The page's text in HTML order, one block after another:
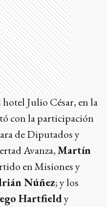
Julio César, en la
con la participación
de Diputados y
Avanza,Martín
en Misiones y
Núñez; y los
Hartfieldy